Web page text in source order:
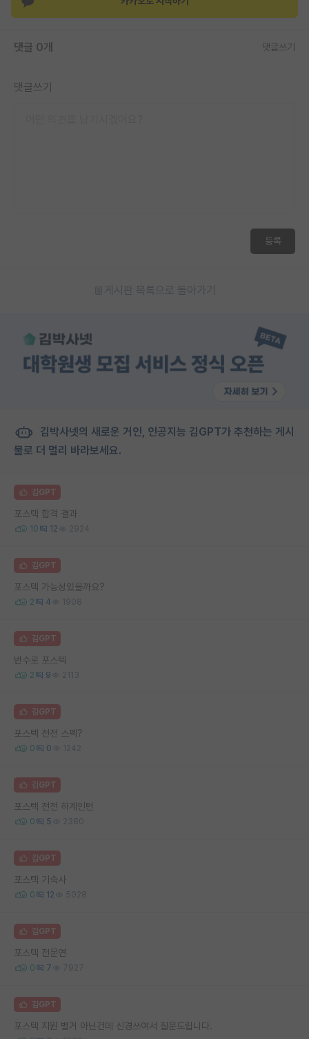
커리어
유학교육
댓글 0개 댓글쓰기
댓글쓰기
등록
게시판 목록으로 돌아가기
김박사넷의 새로운 거인, 인공지능 김GPT가 추천하는 게시
물로 더 멀리 바라보세요.
김GPT
포스텍 합격 결과
10 12 2924
김GPT
포스텍 가능성있을까요?
2 4 1908
김GPT
반수로 포스텍
2 9 2113
김GPT
포스텍 전전 스펙?
0 0 1242
김GPT
포스텍 전전 하계인턴
0 5 2380
김GPT
포스텍 기숙사
0 12 5028
김GPT
포스텍 전문연
0 7 7927
김GPT
포스텍 지원 별거 아닌건데 신경쓰여서 질문드립니다.